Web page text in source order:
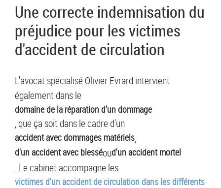
Une correcte indemnisation du
préjudice pour les victimes
d'accident de circulation
L'avocat spécialisé Olivier Evrard intervient
également dans le
domaine de la réparation d'un dommage
, que ça soit dans le cadre d'un
accident avec dommages matériels,
d'un accident avec blesséoud'un accident mortel
. Le cabinet accompagne les
victimes d'un accident de circulation dans les différents